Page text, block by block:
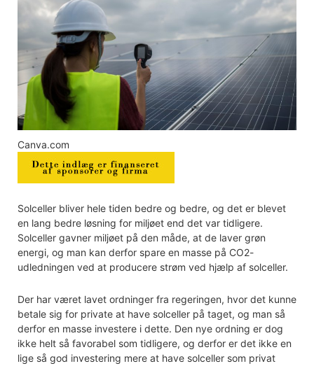
Canva.com
Solceller bliver hele tiden bedre og bedre, og det er blevet
en lang bedre løsning for miljøet end det var tidligere.
Solceller gavner miljøet på den måde, at de laver grøn
energi, og man kan derfor spare en masse på CO2-
udledningen ved at producere strøm ved hjælp af solceller.
Der har været lavet ordninger fra regeringen, hvor det kunne
betale sig for private at have solceller på taget, og man så
derfor en masse investere i dette. Den nye ordning er dog
ikke helt så favorabel som tidligere, og derfor er det ikke en
lige så god investering mere at have solceller som privat